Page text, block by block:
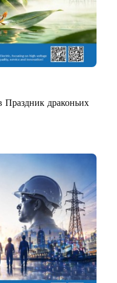
драконьих